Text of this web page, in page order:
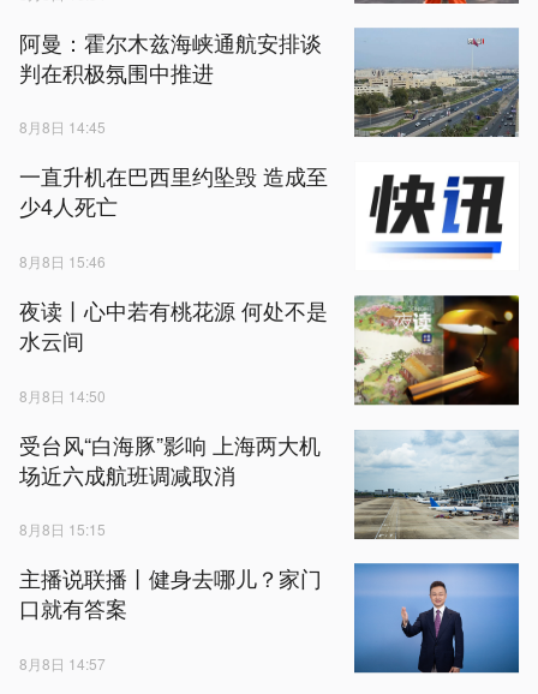
阿曼：霍尔木兹海峡通航安排谈
判在积极氛围中推进
8月8日 14:45
一直升机在巴西里约坠毁 造成至
少4人死亡
8月8日 15:46
夜读丨心中若有桃花源 何处不是
水云间
8月8日 14:50
受台风“白海豚”影响 上海两大机
场近六成航班调减取消
8月8日 15:15
主播说联播丨健身去哪儿？家门
口就有答案
8月8日 14:57